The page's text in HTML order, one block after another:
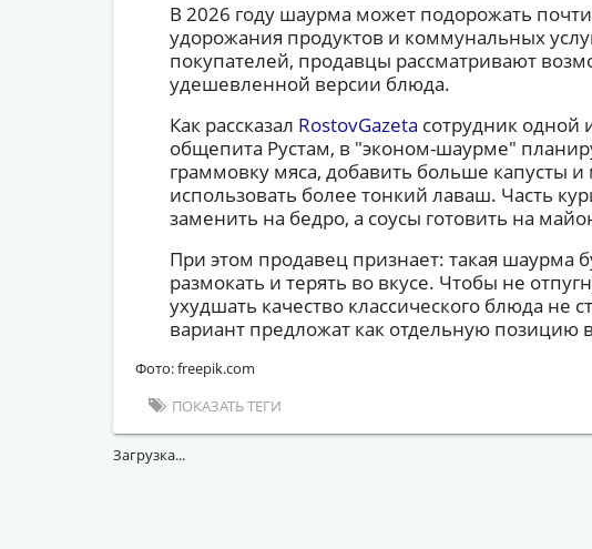
В 2026 году шаурма может подорожать почти
удорожания продуктов и коммунальных
покупателей, продавцы рассматривают
удешевленной версии блюда.
Как рассказал RostovGazeta сотрудник одной
общепита Рустам, в "эконом-шаурме"
граммовку мяса, добавить больше капусты и
использовать более тонкий лаваш. Часть
заменить на бедро, а соусы готовить на
При этом продавец признает: такая шаурма
размокать и терять во вкусе. Чтобы не
ухудшать качество классического блюда не
вариант предложат как отдельную позицию
Фото: freepik.com
ПОКАЗАТЬ ТЕГИ
Загрузка...